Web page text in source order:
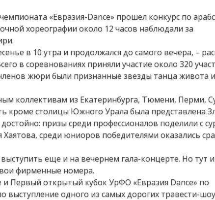
«Евразия-Dance» прошел конкурс по
хореографии около 12 часов наблюдали за
в 10 утра и продолжался до самого вечера, –
в соревнованиях приняли участие около 320
жюри были признанные звезды танца живота
коллективам из Екатеринбурга, Тюмени, Перми,
кроме столицы Южного Урала была представлена
призы среди профессионалов поделили с
среди юниоров победителями оказались
еще и на вечернем гала-концерте. Но тут
фирменные номера.
Первый открытый кубок УрФО «Евразия Dance» по
одного из самых дорогих травести-